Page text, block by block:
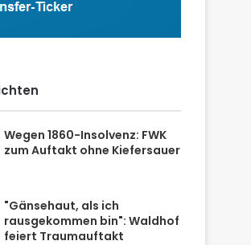
Wegen 1860-Insolvenz: FWK
zum Auftakt ohne Kiefersauer
"Gänsehaut, als ich
rausgekommen bin": Waldhof
feiert Traumauftakt